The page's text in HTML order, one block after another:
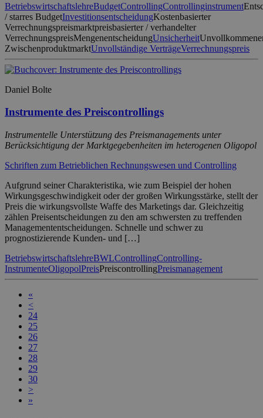
BetriebswirtschaftslehreBudgetControllingControllinginstrument
/ starres BudgetInvestitionsentscheidungKostenbasierter
Verrechnungspreismarktpreisbasierter / verhandelter
VerrechnungspreisMengenentscheidungUnsicherheit
ZwischenproduktmarktUnvollständige VerträgeVerrechnungspreis
Daniel Bolte
Instrumente des Preiscontrollings
Instrumentelle Unterstützung des Preismanagements unter
Berücksichtigung der Marktgegebenheiten im heterogenen Oligopol
Schriften zum Betrieblichen Rechnungswesen und Controlling
Aufgrund seiner Charakteristika, wie zum Beispiel der hohen
Wirkungsgeschwindigkeit oder der großen Wirkungsstärke, stellt der
Preis die wirkungsvollste Waffe des Marketings dar. Gleichzeitig
zählen Preisentscheidungen zu den am schwersten zu treffenden
Managemententscheidungen. Schnelle und schwer zu
prognostizierende Kunden- und […]
BetriebswirtschaftslehreBWLControllingControlling-
InstrumenteOligopolPreisPreiscontrollingPreismanagement
«
<
24
25
26
27
28
29
30
>
»